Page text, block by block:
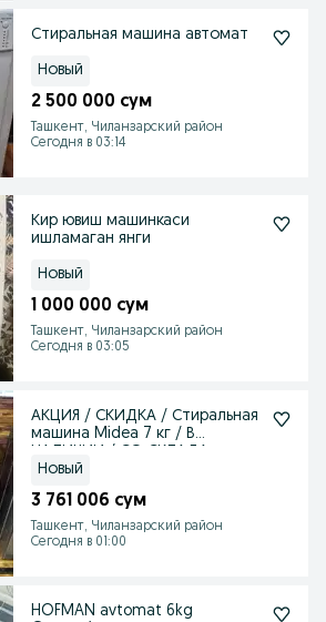
Стиральная машина автомат
Новый
2 500 000 сум
Ташкент, Чиланзарский район
Сегодня в 03:14
Кир ювиш машинкаси
ишламаган янги
Новый
1 000 000 сум
Ташкент, Чиланзарский район
Сегодня в 03:05
АКЦИЯ / СКИДКА / Стиральная
машина Midea 7 кг / В
Новый
3 761 006 сум
Ташкент, Чиланзарский район
Сегодня в 01:00
HOFMAN avtomat 6kg